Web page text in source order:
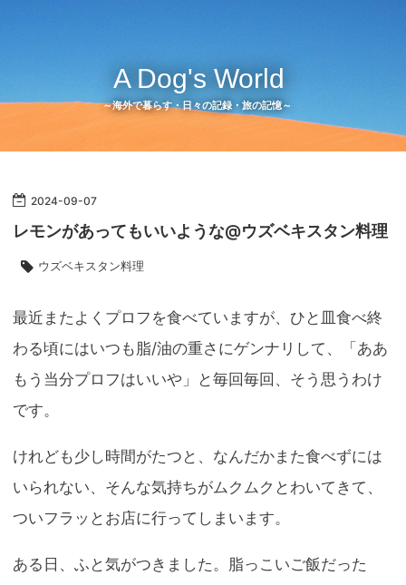
A Dog's World
～海外で暮らす・日々の記録・旅の記憶～
2024-09-07
レモンがあってもいいような@ウズベキスタン料理
ウズベキスタン料理
最近またよくプロフを食べていますが、ひと皿食べ終
わる頃にはいつも脂/油の重さにゲンナリして、「ああ
もう当分プロフはいいや」と毎回毎回、そう思うわけ
です。
けれども少し時間がたつと、なんだかまた食べずには
いられない、そんな気持ちがムクムクとわいてきて、
ついフラッとお店に行ってしまいます。
ある日、ふと気がつきました。脂っこいご飯だった